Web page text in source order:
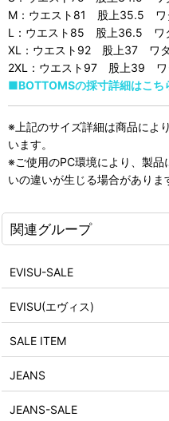
M：ウエスト81 股上35.5
L：ウエスト85 股上36.5
XL：ウエスト92 股上37 ワ
2XL：ウエスト97 股上39
■BOTTOMSの採寸詳細はこ
※上記のサイズ詳細は商品によ
います。
※ご使用のPC環境により、製
いの違いが生じる場合がありま
関連グループ
EVISU-SALE
EVISU(エヴィス)
SALE ITEM
JEANS
JEANS-SALE